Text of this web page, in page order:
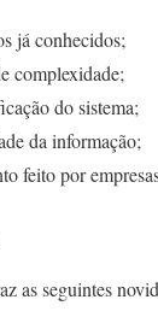
já conhecidos;
complexidade;
do sistema;
da informação;
feito por
as seguintes